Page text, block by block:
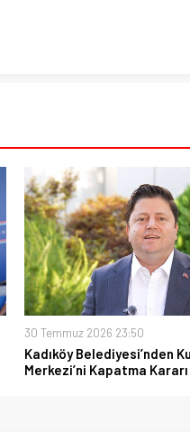
30 Temmuz 2026 23:50
Kadıköy Belediyesi’nden
Merkezi’ni Kapatma